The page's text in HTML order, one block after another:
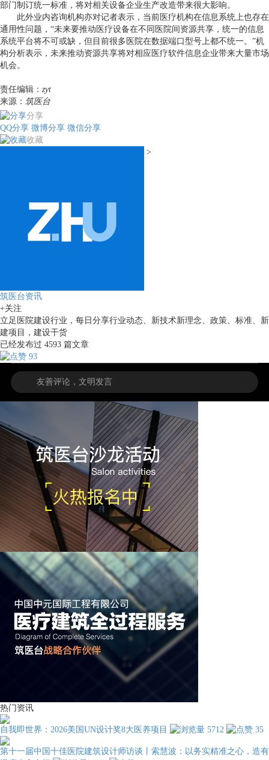
部门制订统一标准，将对相关设备企业生产改造带来很大影响。
此外业内咨询机构亦对记者表示，当前医疗机构在信息系统上也存在
通用性问题，“未来要推动医疗设备在不同医院间资源共享，统一的信息
系统平台将不可或缺，但目前很多医院在数据端口型号上都不统一。”机
构分析表示，未来推动资源共享将对相应医疗软件信息企业带来大量市场
机会。
责任编辑： zyt
来源： 筑医台
分享
QQ分享 微博分享 微信分享
收藏
>
筑医台资讯
+关注
立足医院建设行业，每日分享行业动态、新技术新理念、政策、标准、新
建项目，建设干货
已经发布过 4593 篇文章
93
热门资讯
自我即世界：2026美国UN设计奖8大医养项目 5712 35
第十一届中国十佳医院建筑设计师访谈丨索慧波：以务实精准之心，造有